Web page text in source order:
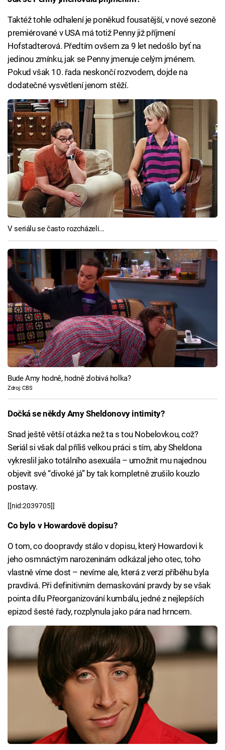
Taktéž tohle odhalení je poněkud fousatější, v nové sezoně
premiérované v USA má totiž Penny již příjmení
Hofstadterová. Předtím ovšem za 9 let nedošlo byť na
jedinou zmínku, jak se Penny jmenuje celým jménem.
Pokud však 10. řada neskončí rozvodem, dojde na
dodatečné vysvětlení jenom stěží.
V seriálu se často rozcházeli...
Bude Amy hodně, hodně zlobivá holka?
Zdroj: CBS
Dočká se někdy Amy Sheldonovy intimity?
Snad ještě větší otázka než ta s tou Nobelovkou, což?
Seriál si však dal příliš velkou práci s tím, aby Sheldona
vykreslil jako totálního asexuála – umožnit mu najednou
objevit své “divoké já” by tak kompletně zrušilo kouzlo
postavy.
[[nid:2039705]]
Co bylo v Howardově dopisu?
O tom, co doopravdy stálo v dopisu, který Howardovi k
jeho osmnáctým narozeninám odkázal jeho otec, toho
vlastně víme dost – nevíme ale, která z verzí příběhu byla
pravdivá. Při definitivním demaskování pravdy by se však
pointa dílu Přeorganizování kumbálu, jedné z nejlepších
epizod šesté řady, rozplynula jako pára nad hrncem.